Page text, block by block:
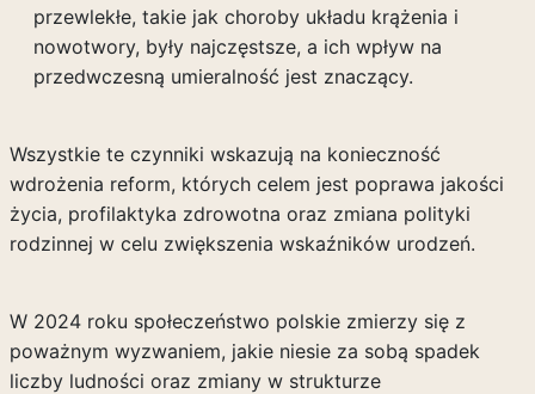
przewlekłe, takie jak choroby układu krążenia i
nowotwory, były najczęstsze, a ich wpływ na
przedwczesną umieralność jest znaczący.
Wszystkie te czynniki wskazują na konieczność
wdrożenia reform, których celem jest poprawa jakości
życia, profilaktyka zdrowotna oraz zmiana polityki
rodzinnej w celu zwiększenia wskaźników urodzeń.
W 2024 roku społeczeństwo polskie zmierzy się z
poważnym wyzwaniem, jakie niesie za sobą spadek
liczby ludności oraz zmiany w strukturze